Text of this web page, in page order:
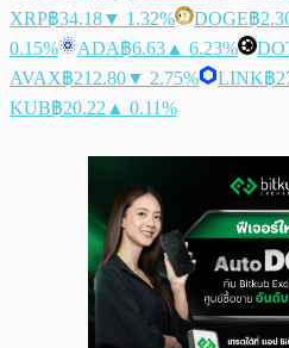
XRP฿34.18▼ 1.32% DOGE฿
0.15%
ADA฿6.63 ▲ 6.23%
AVAX฿212.80▼ 2.75% LINK฿
KUB฿20.22 ▲ 0.11%